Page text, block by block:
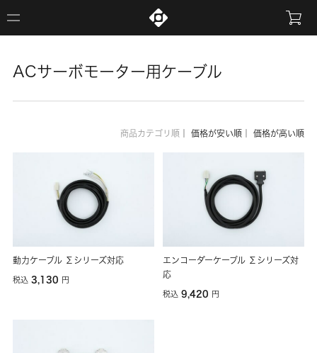
ACサーボモーター用ケーブル
商品カテゴリ順 価格が安い順 価格が高い順
動力ケーブル Σシリーズ対応
税込3,130 円
エンコーダーケーブル Σシリーズ対
応
税込9,420 円